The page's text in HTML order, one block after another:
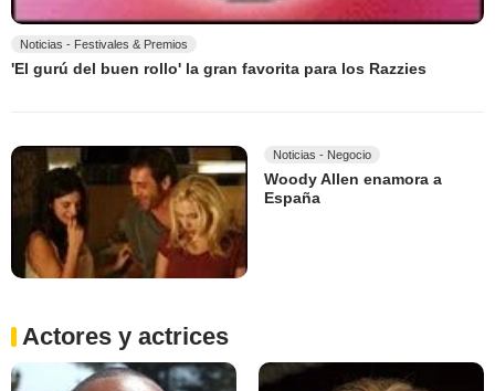
Noticias - Festivales & Premios
'El gurú del buen rollo' la gran favorita para los Razzies
Noticias - Negocio
Woody Allen enamora a
España
Actores y actrices